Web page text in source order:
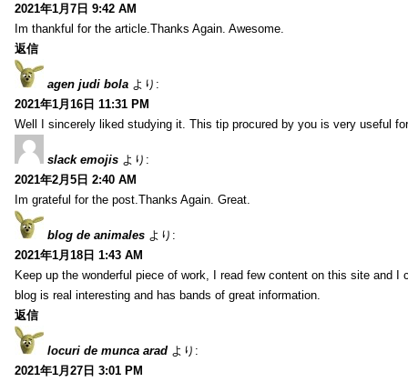
2021年1月7日 9:42 AM
Im thankful for the article.Thanks Again. Awesome.
返信
agen judi bola より:
2021年1月16日 11:31 PM
Well I sincerely liked studying it. This tip procured by you is very useful
slack emojis より:
2021年2月5日 2:40 AM
Im grateful for the post.Thanks Again. Great.
blog de animales より:
2021年1月18日 1:43 AM
Keep up the wonderful piece of work, I read few content on this site and I
blog is real interesting and has bands of great information.
返信
locuri de munca arad より:
2021年1月27日 3:01 PM